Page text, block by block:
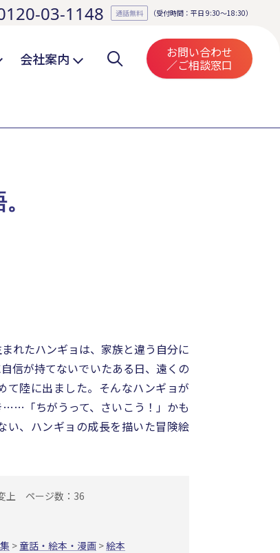
03-1148 通話無料 （受付時間：平日 9:30～18:30）
会社案内 お問い合わせ
／ご相談窓口
れたハンギョは、家族と違う自分に
信が持てないでいたある日、遠くの
て陸に出ました。そんなハンギョが
「ちがうって、さいこう！」かも
い、ハンギョの成長を描いた冒険絵
上
ページ数：36
> 童話・絵本・漫画 >絵本